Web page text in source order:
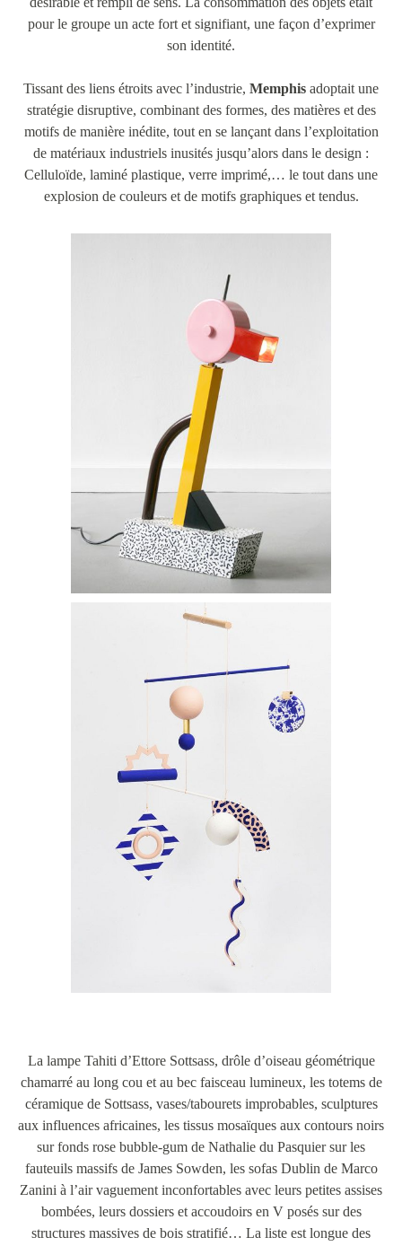
pour le groupe un acte fort et signifiant, une façon d’exprimer
son identité.
Tissant des liens étroits avec l’industrie, Memphis adoptait une
stratégie disruptive, combinant des formes, des matières et des
motifs de manière inédite, tout en se lançant dans l’exploitation
de matériaux industriels inusités jusqu’alors dans le design :
Celluloïde, laminé plastique, verre imprimé,… le tout dans une
explosion de couleurs et de motifs graphiques et tendus.
La lampe Tahiti d’Ettore Sottsass, drôle d’oiseau géométrique
chamarré au long cou et au bec faisceau lumineux, les totems de
céramique de Sottsass, vases/tabourets improbables, sculptures
aux influences africaines, les tissus mosaïques aux contours noirs
sur fonds rose bubble-gum de Nathalie du Pasquier sur les
fauteuils massifs de James Sowden, les sofas Dublin de Marco
Zanini à l’air vaguement inconfortables avec leurs petites assises
bombées, leurs dossiers et accoudoirs en V posés sur des
structures massives de bois stratifié… La liste est longue des